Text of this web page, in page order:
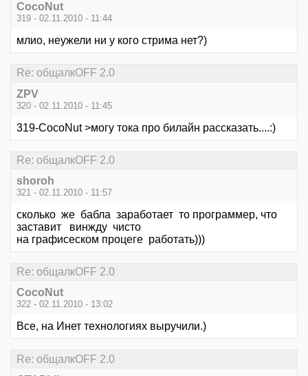
CocoNut
319 - 02.11.2010 - 11:44
млио, неужели ни у кого стрима нет?)
Re: общалкOFF 2.0
ZPV
320 - 02.11.2010 - 11:45
319-CocoNut >могу тока про билайн рассказать....:)
Re: общалкOFF 2.0
shoroh
321 - 02.11.2010 - 11:57
сколько же бабла заработает то программер, что
заставит винжду чисто
на графисеском процеге работать)))
Re: общалкOFF 2.0
CocoNut
322 - 02.11.2010 - 13:02
Все, на Инет технологиях выручили.)
Re: общалкOFF 2.0